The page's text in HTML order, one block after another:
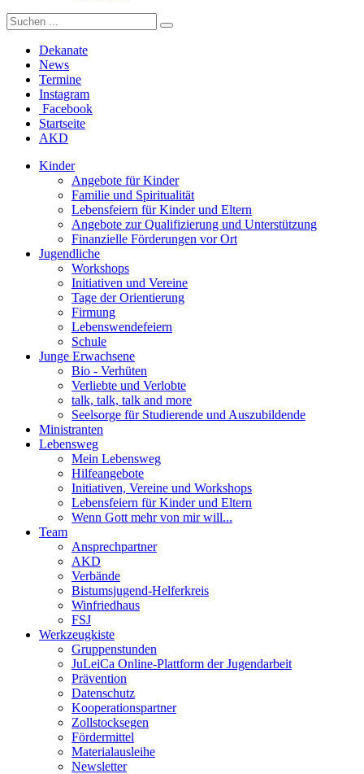
Dekanate
News
Termine
Instagram
Facebook
Startseite
AKD
Kinder
Angebote für Kinder
Familie und Spiritualität
Lebensfeiern für Kinder und Eltern
Angebote zur Qualifizierung und Unterstützung
Finanzielle Förderungen vor Ort
Jugendliche
Workshops
Initiativen und Vereine
Tage der Orientierung
Firmung
Lebenswendefeiern
Schule
Junge Erwachsene
Bio - Verhüten
Verliebte und Verlobte
talk, talk, talk and more
Seelsorge für Studierende und Auszubildende
Ministranten
Lebensweg
Mein Lebensweg
Hilfeangebote
Initiativen, Vereine und Workshops
Lebensfeiern für Kinder und Eltern
Wenn Gott mehr von mir will...
Team
Ansprechpartner
AKD
Verbände
Bistumsjugend-Helferkreis
Winfriedhaus
FSJ
Werkzeugkiste
Gruppenstunden
JuLeiCa Online-Plattform der Jugendarbeit
Prävention
Datenschutz
Kooperationspartner
Zollstocksegen
Fördermittel
Materialausleihe
Newsletter